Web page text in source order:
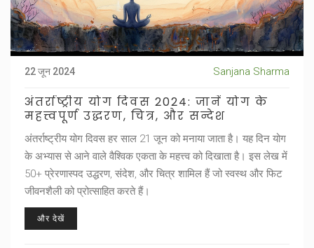
22 जून 2024 Sanjana Sharma
अंतर्राष्ट्रीय योग दिवस 2024: जानें योग के
महत्त्वपूर्ण उद्धरण, चित्र, और सन्देश
अंतर्राष्ट्रीय योग दिवस हर साल 21 जून को मनाया जाता है। यह दिन योग
के अभ्यास से आने वाले वैश्विक एकता के महत्त्व को दिखाता है। इस लेख में
50+ प्रेरणास्पद उद्धरण, संदेश, और चित्र शामिल हैं जो स्वस्थ और फिट
जीवनशैली को प्रोत्साहित करते हैं।
और देखें